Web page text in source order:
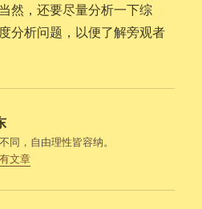
然，还要尽量分析一下综
分析问题，以便了解旁观者
同，自由理性皆容纳。
文章